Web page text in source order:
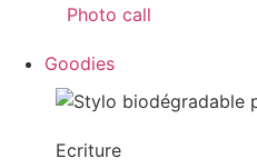
Photo call
Goodies
Ecriture